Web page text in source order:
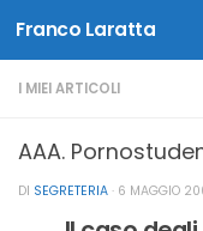
Salta al contenuto
Franco Laratta
I MIEI ARTICOLI
AAA.
DI SEGRETERIA · 6 MAGGIO